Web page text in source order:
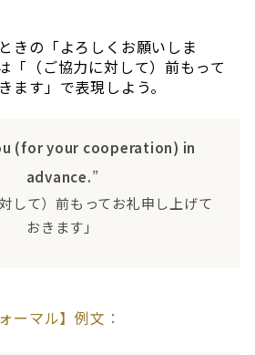
きの「よろしくお願いしま
「（ご協力に対して）前もって
ます」で表現しよう。
(for your cooperation) in
advance.”
して）前もってお礼申し上げて
おきます」
ーマル】例文：